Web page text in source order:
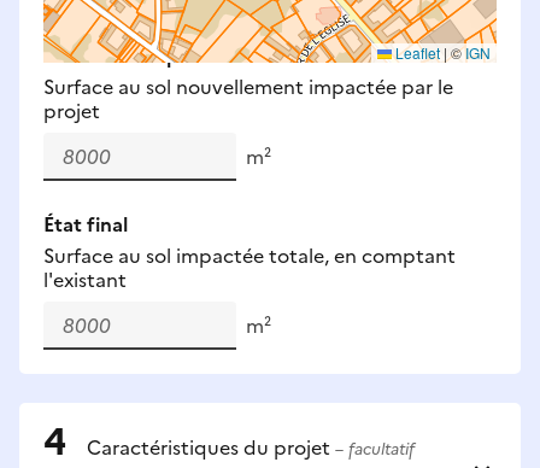
Leaflet |©IGN
Nouveaux impacts
Surface au sol nouvellement impactée par le
projet
m²
État final
Surface au sol impactée totale, en comptant
l'existant
m²
Caractéristiques du projet – facultatif